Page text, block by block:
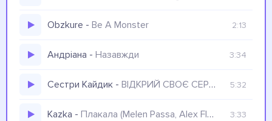
Obzkure - Be A Monster 2:13
Андріана - Назавжди 3:34
Cестри Кайдик - ВІДКРИЙ СВОЄ СЕРЦЕ 5:32
Kazka - Плакала (Melen Passa, Alex Fleev Remix) 3:33